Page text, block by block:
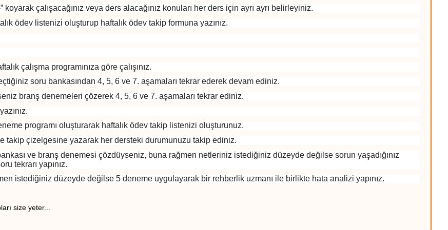
çalışacağınız veya ders alacağınız konuları her ders için ayrı ayrı belirleyiniz.
ödev listenizi oluşturup haftalık ödev takip formuna yazınız.
çalışma programınıza göre çalışınız.
soru bankasından 4, 5, 6 ve 7. aşamaları tekrar ederek devam ediniz.
branş denemeleri çözerek 4, 5, 6 ve 7. aşamaları tekrar ediniz.
yazınız.
programı oluşturarak haftalık ödev takip listenizi oluşturunuz.
takip çizelgesine yazarak her dersteki durumunuzu takip ediniz.
ve branş denemesi çözdüyseniz, buna rağmen netleriniz istediğiniz düzeyde değilse sorun yaşadığınız
tekrarı yapınız.
istediğiniz düzeyde değilse 5 deneme uygulayarak bir rehberlik uzmanı ile birlikte hata analizi yapınız.
size yeter...